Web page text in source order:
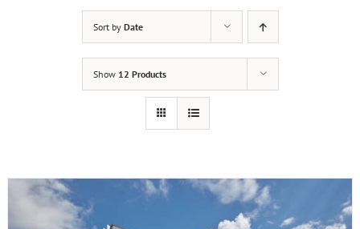
Sort by Date
Show 12 Products